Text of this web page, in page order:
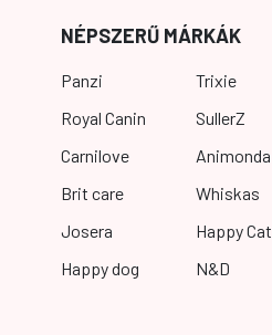
NÉPSZERŰ MÁRKÁK
Panzi
Royal Canin
Carnilove
Brit care
Josera
Happy dog
Trixie
SullerZ
Animonda
Whiskas
Happy Cat
N&D